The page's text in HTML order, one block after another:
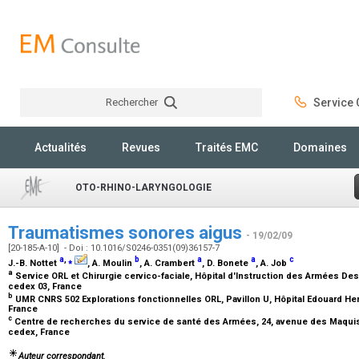
Rechercher Service
Actualités Revues Traités EMC Domaines
OTO-RHINO-LARYNGOLOGIE
Traumatismes sonores aigus - 19/02/09
[20-185-A-10] - Doi : 10.1016/S0246-0351(09)36157-7
J.-B. Nottet a,⁎ , A. Moulin b, A. Crambert a, D. Bonete a, A. Job c
a Service ORL et Chirurgie cervico-faciale, Hôpital d'Instruction des Armées
cedex 03, France
b UMR CNRS 502 Explorations fonctionnelles ORL, Pavillon U, Hôpital Edouard
France
c Centre de recherches du service de santé des Armées, 24, avenue des
cedex, France
Auteur correspondant.